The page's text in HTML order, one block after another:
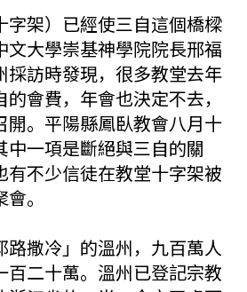
字架）已經使三自這個橋樑
文大學崇基神學院院長邢福
採訪時發現，很多教堂去年
會費，年會也決定不去，
開。平陽縣鳳臥教會八月十
中一項是斷絕與三自的關
有不少信徒在教堂十字架被
。
路撒冷」的溫州，九百萬人
百二十萬。溫州已登記宗教